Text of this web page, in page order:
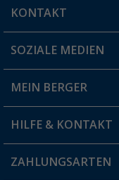
KONTAKT
Du hast eine Frage?
Filiale finden
SOZIALE MEDIEN
MEIN BERGER
Vorteilskarte
Blog
HILFE & KONTAKT
FAQ & Kontakt
ZAHLUNGSARTEN